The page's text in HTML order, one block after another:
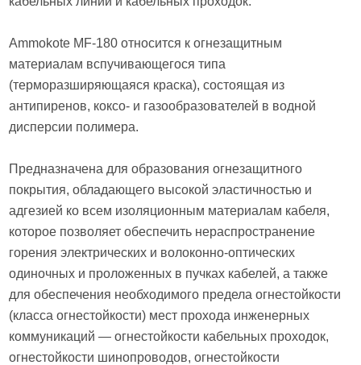
Ammokote MF-180 относится к огнезащитным
материалам вспучивающегося типа
(терморазширяющаяся краска), состоящая из
антипиренов, коксо- и газообразователей в водной
дисперсии полимера.
Предназначена для образования огнезащитного
покрытия, обладающего высокой эластичностью и
адгезией ко всем изоляционным материалам кабеля,
которое позволяет обеспечить нераспространение
горения электрических и волоконно-оптических
одиночных и проложенных в пучках кабелей, а также
для обеспечения необходимого предела огнестойкости
(класса огнестойкости) мест прохода инженерных
коммуникаций — огнестойкости кабельных проходок,
огнестойкости шинопроводов, огнестойкости